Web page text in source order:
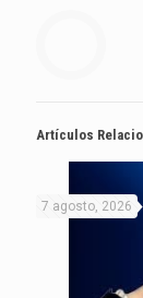
Artículos
7 agosto, 2026